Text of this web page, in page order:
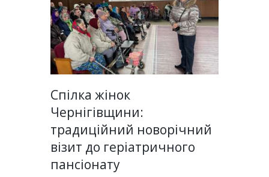
Спілка жінок
Чернігівщини:
традиційний новорічний
візит до геріатричного
пансіонату